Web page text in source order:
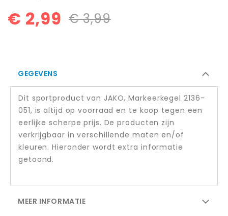
€ 2,99 € 3,99
GEGEVENS
Dit sportproduct van JAKO, Markeerkegel 2136-
051, is altijd op voorraad en te koop tegen een
eerlijke scherpe prijs. De producten zijn
verkrijgbaar in verschillende maten en/of
kleuren. Hieronder wordt extra informatie
getoond.
MEER INFORMATIE